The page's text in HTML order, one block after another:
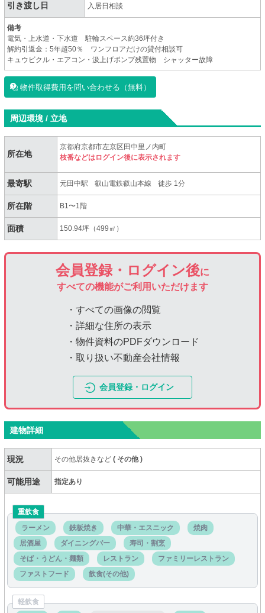
引き渡し日 入居日相談
備考
電気・上水道・下水道 駐輪スペース約36坪付き
解約引返金：5年超50％ ワンフロアだけの貸付相談可
キュウビクル・エアコン・汲上げポンプ残置物 シャッター故障
物件取得費用を問い合わせる（無料）
周辺環境 / 立地
所在地
京都府京都市左京区田中里ノ内町
枝番などはログイン後に表示されます
最寄駅 元田中駅 叡山電鉄叡山本線 徒歩 1分
所在階 B1〜1階
面積 150.94坪（499㎡）
会員登録・ログイン後に
すべての機能がご利用いただけます
・すべての画像の閲覧
・詳細な住所の表示
・物件資料のPDFダウンロード
・取り扱い不動産会社情報
会員登録・ログイン
建物詳細
現況 その他居抜きなど( その他)
可能用途 指定あり
重飲食
ラーメン
鉄板焼き 中華・エスニック
焼肉
居酒屋
ダイニングバー
寿司・割烹
そば・うどん・麺類
レストラン
ファミリーレストラン
ファストフード
飲食(その他)
軽飲食